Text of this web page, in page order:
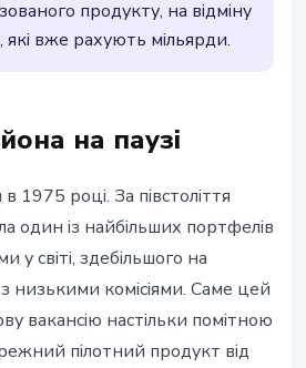
продукту, на відміну
які вже рахують мільярди.
на паузі
1975 році. За півстоліття
один із найбільших портфелів
у світі, здебільшого на
низькими комісіями. Саме цей
вакансію настільки помітною
пілотний продукт від